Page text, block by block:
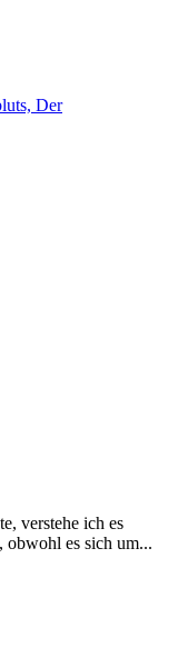
Der
verstehe ich es
obwohl es sich um...